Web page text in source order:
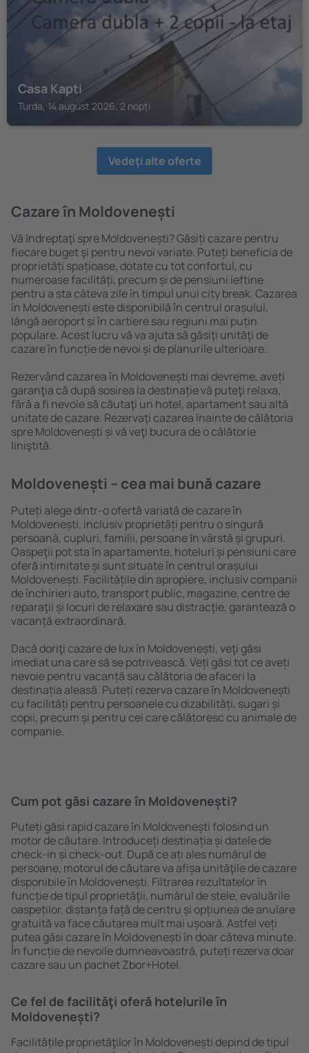
Casa Kapti
Turda, 14 august 2026, 2 nopți
Vedeţi alte oferte
Cazare în Moldovenești
Vă ȋndreptaţi spre Moldovenești? Găsiți cazare pentru
fiecare buget şi pentru nevoi variate. Puteți beneficia de
proprietăți spațioase, dotate cu tot confortul, cu
numeroase facilități, precum și de pensiuni ieftine
pentru a sta câteva zile în timpul unui city break. Cazarea
în Moldovenești este disponibilă în centrul orașului,
lângă aeroport și în cartiere sau regiuni mai puțin
populare. Acest lucru vă va ajuta să găsiţi unităţi de
cazare în funcție de nevoi și de planurile ulterioare.
Rezervând cazarea în Moldovenești mai devreme, aveți
garanţia că după sosirea la destinație vă puteţi relaxa,
fără a fi nevoie să căutaţi un hotel, apartament sau altă
unitate de cazare. Rezervaţi cazarea înainte de călătoria
spre Moldovenești și vă veţi bucura de o călătorie
liniştită.
Moldovenești – cea mai bună cazare
Puteți alege dintr-o ofertă variată de cazare în
Moldovenești, inclusiv proprietăți pentru o singură
persoană, cupluri, familii, persoane ȋn vârstă și grupuri.
Oaspeţii pot sta în apartamente, hoteluri și pensiuni care
oferă intimitate și sunt situate în centrul orașului
Moldovenești. Facilitățile din apropiere, inclusiv companii
de închirieri auto, transport public, magazine, centre de
reparaţii și locuri de relaxare sau distracţie, garantează o
vacanță extraordinară.
Dacă doriţi cazare de lux în Moldovenești, veţi găsi
imediat una care să se potrivească. Veți găsi tot ce aveți
nevoie pentru vacanță sau călătoria de afaceri la
destinația aleasă. Puteți rezerva cazare în Moldovenești
cu facilități pentru persoanele cu dizabilități, sugari și
copii, precum și pentru cei care călătoresc cu animale de
companie.
Cum pot găsi cazare în Moldovenești?
Puteți găsi rapid cazare în Moldovenești folosind un
motor de căutare. Introduceți destinația și datele de
check-in și check-out. După ce ați ales numărul de
persoane, motorul de căutare va afișa unităţile de cazare
disponibile în Moldovenești. Filtrarea rezultatelor în
funcție de tipul proprietăţii, numărul de stele, evaluările
oaspeților, distanța față de centru și opțiunea de anulare
gratuită va face căutarea mult mai ușoară. Astfel veți
putea găsi cazare în Moldovenești în doar câteva minute.
În funcție de nevoile dumneavoastră, puteți rezerva doar
cazare sau un pachet Zbor+Hotel.
Ce fel de facilităţi oferă hotelurile în
Moldovenești?
Facilitățile proprietăţilor în Moldovenești depind de tipul